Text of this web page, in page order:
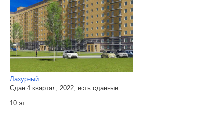
Лазурный
Сдан 4 квартал, 2022, есть сданные
10 эт.